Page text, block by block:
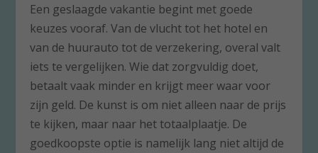
Een geslaagde vakantie begint met goede
keuzes vooraf. Van de vlucht tot het hotel en
van de huurauto tot de verzekering, overal valt
iets te vergelijken. Wie dat zorgvuldig doet,
betaalt vaak minder en krijgt meer waar voor
zijn geld. De kunst is om niet alleen naar de prijs
te kijken, maar naar het totaalplaatje. De
goedkoopste optie is namelijk lang niet altijd de